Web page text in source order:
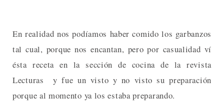
En realidad nos podíamos haber comido los garbanzos
tal cual, porque nos encantan, pero por casualidad ví
ésta receta en la sección de cocina de la revista
Lecturas y fue un visto y no visto su preparación
porque al momento ya los estaba preparando.